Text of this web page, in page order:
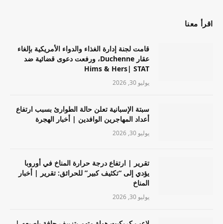
اقرأ معنا
قامت لجنة إدارة الغذاء والدواء الأمريكية بإلغاء
عقار Duchenne، ورفعت دعوى قضائية ضد
Hims & Hers| STAT
يوليو 30, 2026
سبتة الإسبانية تعلن حالة الطوارئ بسبب ارتفاع
أعداد المهاجرين الوافدين | أخبار الهجرة
يوليو 30, 2026
تقرير | ارتفاع درجة حرارة المناخ في أوروبا
يؤدي إلى “تكثيف كبير” للحرائق: تقرير | أخبار
المناخ
يوليو 30, 2026